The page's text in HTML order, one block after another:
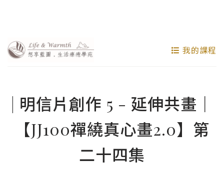
我的課程
| 明信片創作 5 - 延伸共畫｜
【JJ100禪繞真心畫2.0】第
二十四集